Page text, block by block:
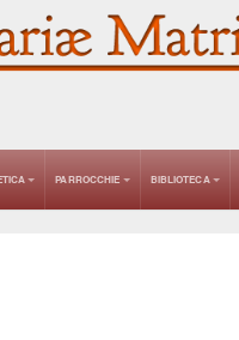
PARROCCHIE BIBLIOTECA